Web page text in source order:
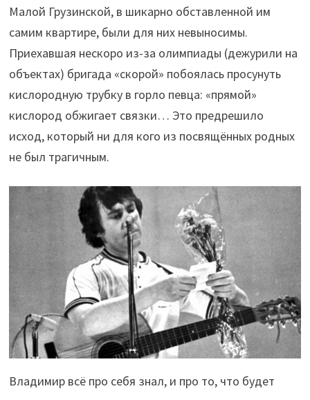
Малой Грузинской, в шикарно обставленной им
самим квартире, были для них невыносимы.
Приехавшая нескоро из-за олимпиады (дежурили на
объектах) бригада «скорой» побоялась просунуть
кислородную трубку в горло певца: «прямой»
кислород обжигает связки… Это предрешило
исход, который ни для кого из посвящённых родных
не был трагичным.
Владимир всё про себя знал, и про то, что будет